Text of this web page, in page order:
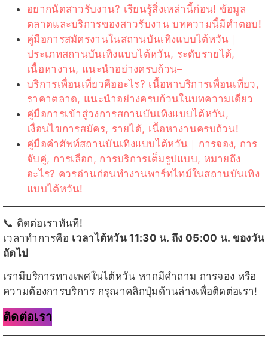
อยากนัดสาวรับงาน? เรียนรู้สิ่งเหล่านี้ก่อน! ข้อมูล
ตลาดและบริการของสาวรับงาน บทความนี้มีคำตอบ!
คู่มือการสมัครงานในสถานบันเทิงแบบไต้หวัน｜
ประเภทสถานบันเทิงแบบไต้หวัน, ระดับรายได้,
เนื้อหางาน, แนะนำอย่างครบถ้วน–
บริการเพื่อนเที่ยวคืออะไร? เนื้อหาบริการเพื่อนเที่ยว,
ราคาตลาด, แนะนำอย่างครบถ้วนในบทความเดียว
คู่มือการเข้าสู่วงการสถานบันเทิงแบบไต้หวัน,
เงื่อนไขการสมัคร, รายได้, เนื้อหางานครบถ้วน!
คู่มือคำศัพท์สถานบันเทิงแบบไต้หวัน｜การจอง, การ
จับคู่, การเลือก, การบริการเต็มรูปแบบ, หมายถึง
อะไร? ควรอ่านก่อนทำงานพาร์ทไทม์ในสถานบันเทิง
แบบไต้หวัน!
📞 ติดต่อเราทันที!
เวลาทำการคือ เวลาไต้หวัน 11:30 น. ถึง 05:00 น. ของวัน
ถัดไป
เรามีบริการทางเพศในไต้หวัน หากมีคำถาม การจอง หรือ
ความต้องการบริการ กรุณาคลิกปุ่มด้านล่างเพื่อติดต่อเรา!
ติดต่อเรา